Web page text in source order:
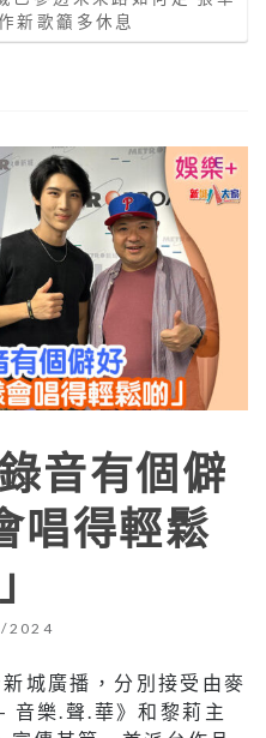
新歌籲多休息
音有個僻
唱得輕鬆
2024
城廣播，分別接受由麥
音樂.聲.華》和黎莉主